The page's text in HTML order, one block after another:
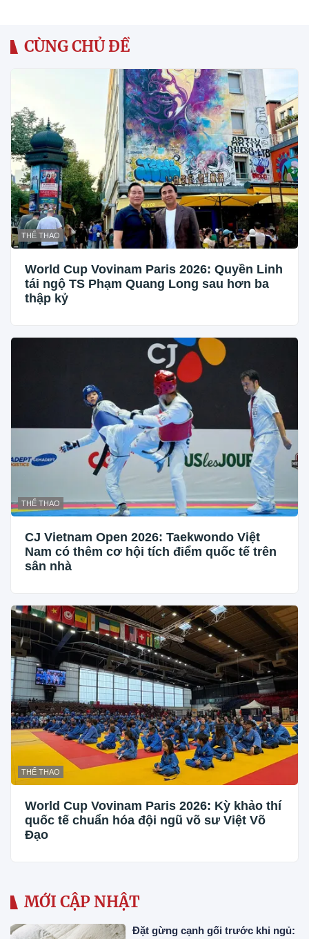
CÙNG CHỦ ĐỀ
THỂ THAO
World Cup Vovinam Paris 2026: Quyền Linh
tái ngộ TS Phạm Quang Long sau hơn ba
thập kỷ
THỂ THAO
CJ Vietnam Open 2026: Taekwondo Việt
Nam có thêm cơ hội tích điểm quốc tế trên
sân nhà
THỂ THAO
World Cup Vovinam Paris 2026: Kỳ khảo thí
quốc tế chuẩn hóa đội ngũ võ sư Việt Võ
Đạo
MỚI CẬP NHẬT
Đặt gừng cạnh gối trước khi ngủ: